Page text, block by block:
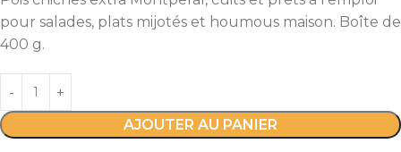
pour salades, plats mijotés et houmous maison. Boîte de
400 g.
AJOUTER AU PANIER